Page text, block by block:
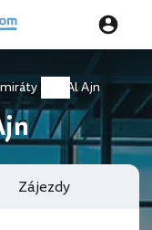
Al Ajn
Zájezdy